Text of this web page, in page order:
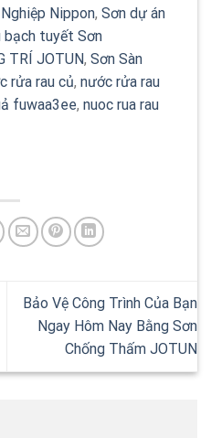
Nippon, Sơn dự án
bạch tuyết Sơn
TRÍ JOTUN, Sơn Sàn
rửa rau củ, nước rửa rau
fuwaa3ee, nuoc rua rau
Bảo Vệ Công Trình Của Bạn
Ngay Hôm Nay Bằng Sơn
Chống Thấm JOTUN